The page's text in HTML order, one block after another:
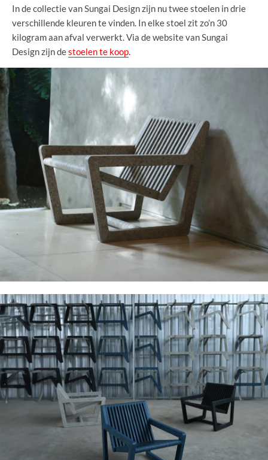
In de collectie van Sungai Design zijn nu twee stoelen in drie
verschillende kleuren te vinden. In elke stoel zit zo’n 30
kilogram aan afval verwerkt. Via de website van Sungai
Design zijn destoelen te koop.